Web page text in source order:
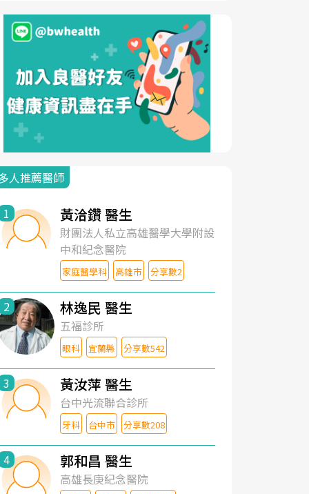
人推薦醫師
1 黃洽鑽 醫生
財團法人私立高雄醫學大學附設
中和紀念醫院
家庭醫學科 高雄市 分享數2
2 林逸民 醫生
五福診所
眼科 宜蘭縣 分享數542
3 黃汝萍 醫生
台中光流聯合診所
牙科 台中市 分享數208
4 郭和昌 醫生
高雄長庚紀念醫院